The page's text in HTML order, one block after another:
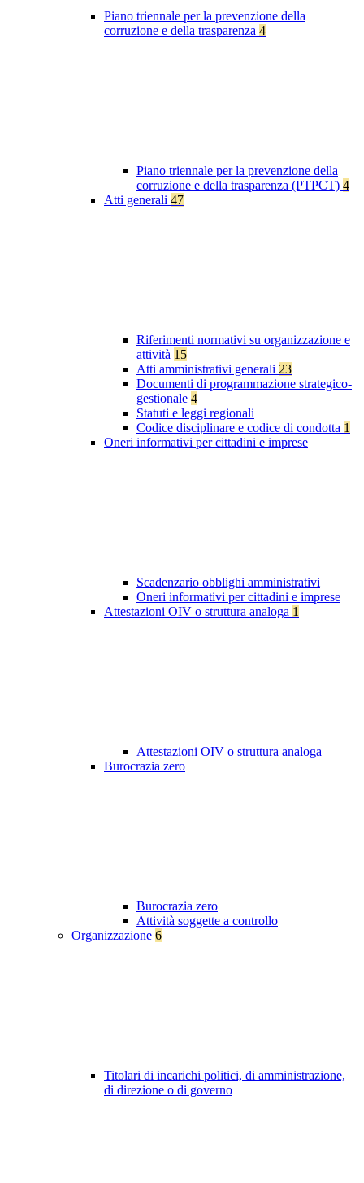
Piano triennale per la prevenzione della
corruzione e della trasparenza 4
Piano triennale per la prevenzione della
corruzione e della trasparenza (PTPCT) 4
Atti generali 47
Riferimenti normativi su organizzazione e
attività 15
Atti amministrativi generali 23
Documenti di programmazione strategico-
gestionale 4
Statuti e leggi regionali
Codice disciplinare e codice di condotta 1
Oneri informativi per cittadini e imprese
Scadenzario obblighi amministrativi
Oneri informativi per cittadini e imprese
Attestazioni OIV o struttura analoga 1
Attestazioni OIV o struttura analoga
Burocrazia zero
Burocrazia zero
Attività soggette a controllo
Organizzazione 6
Titolari di incarichi politici, di amministrazione,
di direzione o di governo